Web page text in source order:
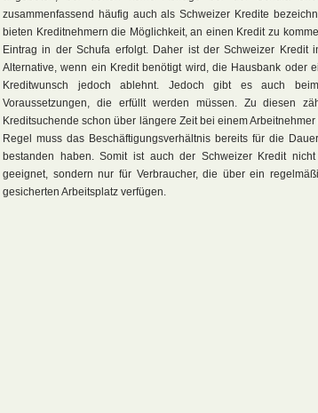
zusammenfassend häufig auch als Schweizer Kredite
bieten Kreditnehmern die Möglichkeit, an einen Kredit zu
Eintrag in der Schufa erfolgt. Daher ist der Schweizer Kredit
Alternative, wenn ein Kredit benötigt wird, die Hausbank oder
Kreditwunsch jedoch ablehnt. Jedoch gibt es auch
Voraussetzungen, die erfüllt werden müssen. Zu diesen
Kreditsuchende schon über längere Zeit bei einem
Regel muss das Beschäftigungsverhältnis bereits für die
bestanden haben. Somit ist auch der Schweizer Kredit
geeignet, sondern nur für Verbraucher, die über ein
gesicherten Arbeitsplatz verfügen.